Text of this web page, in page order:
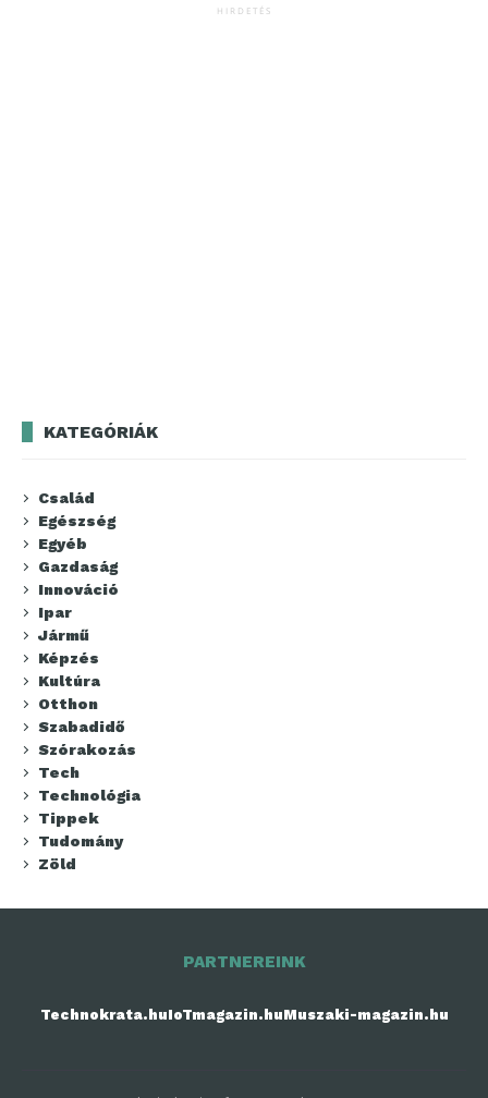
HIRDETÉS
KATEGÓRIÁK
Család
Egészség
Egyéb
Gazdaság
Innováció
Ipar
Jármű
Képzés
Kultúra
Otthon
Szabadidő
Szórakozás
Tech
Technológia
Tippek
Tudomány
Zöld
PARTNEREINK
Technokrata.huIoTmagazin.huMuszaki-magazin.hu